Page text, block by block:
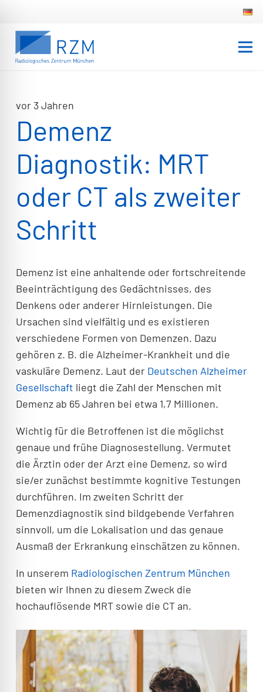
vor 3 Jahren
Demenz
Diagnostik: MRT
oder CT als zweiter
Schritt
Demenz ist eine anhaltende oder fortschreitende
Beeinträchtigung des Gedächtnisses, des
Denkens oder anderer Hirnleistungen. Die
Ursachen sind vielfältig und es existieren
verschiedene Formen von Demenzen. Dazu
gehören z. B. die Alzheimer-Krankheit und die
vaskuläre Demenz. Laut der Deutschen Alzheimer
Gesellschaft liegt die Zahl der Menschen mit
Demenz ab 65 Jahren bei etwa 1,7 Millionen.
Wichtig für die Betroffenen ist die möglichst
genaue und frühe Diagnosestellung. Vermutet
die Ärztin oder der Arzt eine Demenz, so wird
sie/er zunächst bestimmte kognitive Testungen
durchführen. Im zweiten Schritt der
Demenzdiagnostik sind bildgebende Verfahren
sinnvoll, um die Lokalisation und das genaue
Ausmaß der Erkrankung einschätzen zu können.
In unserem Radiologischen Zentrum München
bieten wir Ihnen zu diesem Zweck die
hochauflösende MRT sowie die CT an.